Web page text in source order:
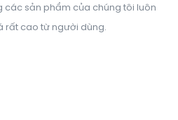
các sản phẩm của chúng tôi luôn
rất cao từ người dùng.